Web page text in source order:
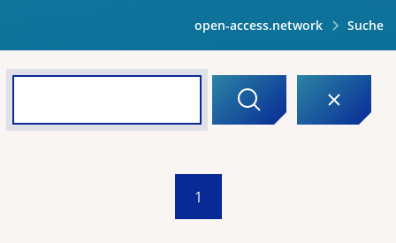
open-access.network Suche
1